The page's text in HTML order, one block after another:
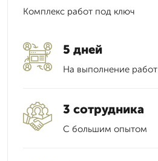
Комплекс работ под ключ
5 дней
На выполнение работ
3 сотрудника
С большим опытом